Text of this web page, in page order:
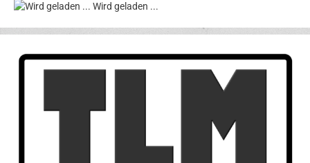
Wird geladen ...